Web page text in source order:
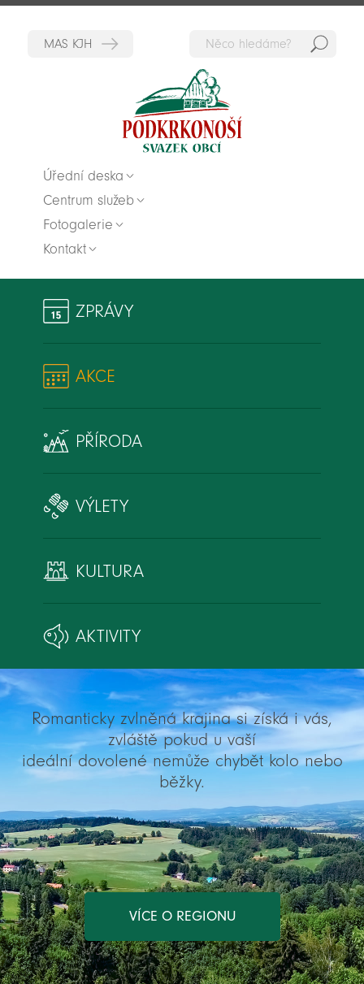
Úřední deska
Centrum služeb
Fotogalerie
Kontakt
ZPRÁVY
AKCE
PŘÍRODA
VÝLETY
KULTURA
AKTIVITY
Romanticky zvlněná krajina si získá i vás,
zvláště pokud u vaší
ideální dovolené nemůže chybět kolo nebo
běžky.
VÍCE O REGIONU